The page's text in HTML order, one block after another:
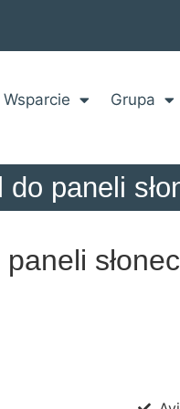
Wsparcie Grupa
paneli